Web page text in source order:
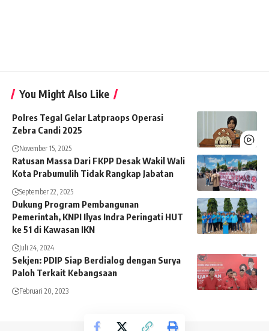
You Might Also Like
Polres Tegal Gelar Latpraops Operasi
Zebra Candi 2025
November 15, 2025
Ratusan Massa Dari FKPP Desak Wakil Wali
Kota Prabumulih Tidak Rangkap Jabatan
September 22, 2025
Dukung Program Pembangunan
Pemerintah, KNPI Ilyas Indra Peringati HUT
ke 51 di Kawasan IKN
Juli 24, 2024
Sekjen: PDIP Siap Berdialog dengan Surya
Paloh Terkait Kebangsaan
Februari 20, 2023